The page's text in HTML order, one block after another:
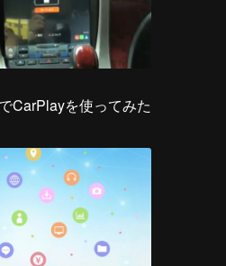
CarPlayを使ってみた